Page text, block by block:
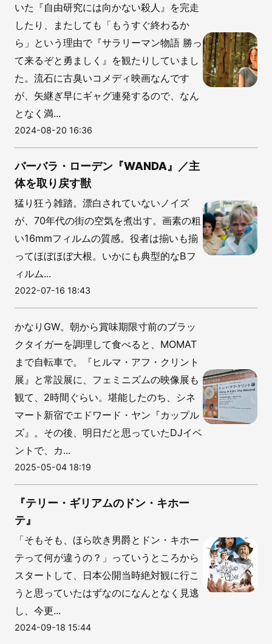
いた『自由研究には向かない殺人』を完走
したり、またしても「もうすぐ終わるか
ら」という理由で『サラリーマン物語 勝っ
て来るぞと勇ましく』を観たりしていまし
た。流石に古臭いコメディ映画なんです
が、矢継ぎ早にギャグ連発するので、なん
となく満...
2024-08-20 16:36
バーバラ・ローデン『WANDA』／主
体を取り戻す獣
猛り狂う雑踏。漂白されていないノイズ
が、70年代の街の空気を煮出す。画素の粗
い16mmフィルムの質感。役者は揃いも揃
ってほぼほぼ大根。いかにも典型的なBフ
ィルム...
2022-07-16 18:43
かなりGW。朝から賞味期限寸前のブラッ
クタイガーを調理して食べると、MOMAT
まで自転車で。『ヒルマ・アフ・クリント
展』と常設展に、フェミニズムの映像展も
観て、2時間ぐらい。堪能したのち、シネ
マート新宿でエドワード・ヤン『カップル
ズ』。その後、明日だと思っていたDJイベ
ントで、カ...
2025-05-04 18:19
『テリー・ギリアムのドン・キホー
テ』
「そもそも、ほら吹き男爵とドン・キホー
テって何が違うの？」っていうところから
スタートして、日本公開当時絶対観に行こ
うと思っていたはずなのになんとなく見逃
し、今更...
2024-09-18 15:44